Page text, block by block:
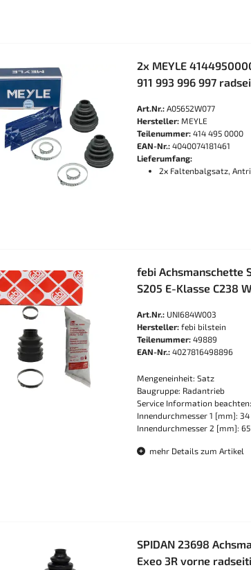
2x MEYLE
911 993 996 997
Art.Nr.: A05652W077
Hersteller: MEYLE
Teilenummer: 414 495 0000
EAN-Nr.: 4040074181461
Lieferumfang:
2x Faltenbalgsatz,
febi Achsmanschette
S205 E-Klasse C238
Art.Nr.: UNI684W003
Hersteller: febi bilstein
Teilenummer: 49889
EAN-Nr.: 4027816498896
Mengeneinheit: Satz
Baugruppe: Radantrieb
Service Information beachten:
Innendurchmesser 1 [mm]: 34
Innendurchmesser 2 [mm]: 65
mehr Details zum Artikel
SPIDAN 23698
Exeo 3R vorne